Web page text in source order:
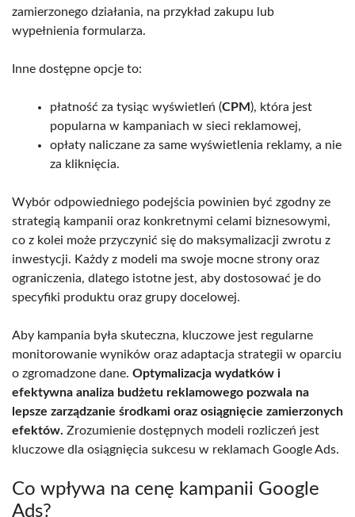
zamierzonego działania, na przykład zakupu lub
wypełnienia formularza.
Inne dostępne opcje to:
płatność za tysiąc wyświetleń (CPM ), która jest
popularna w kampaniach w sieci reklamowej,
opłaty naliczane za same wyświetlenia reklamy, a nie
za kliknięcia.
Wybór odpowiedniego podejścia powinien być zgodny ze
strategią kampanii oraz konkretnymi celami biznesowymi,
co z kolei może przyczynić się do maksymalizacji zwrotu z
inwestycji. Każdy z modeli ma swoje mocne strony oraz
ograniczenia, dlatego istotne jest, aby dostosować je do
specyfiki produktu oraz grupy docelowej.
Aby kampania była skuteczna, kluczowe jest regularne
monitorowanie wyników oraz adaptacja strategii w oparciu
o zgromadzone dane. Optymalizacja wydatków i
efektywna analiza budżetu reklamowego pozwala na
lepsze zarządzanie środkami oraz osiągnięcie zamierzonych
efektów. Zrozumienie dostępnych modeli rozliczeń jest
kluczowe dla osiągnięcia sukcesu w reklamach Google Ads.
Co wpływa na cenę kampanii Google
Ads?